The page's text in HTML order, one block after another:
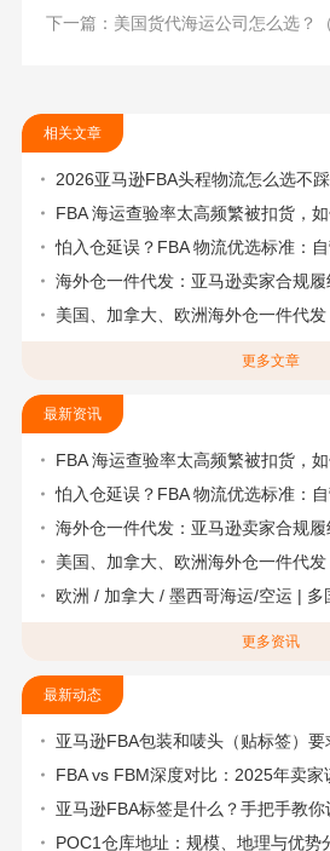
相关文章
2026亚马逊FBA头程物流怎么选不踩坑？SEND/FIST/SPN官方认
FBA 海运查验率太高频繁被扣货，如
怕入仓延误？FBA 物流优选标准：自营仓
海外仓一件代发：亚马逊卖家合规
美国、加拿大、欧洲海外仓一件代发
更多文章
最新资讯
FBA 海运查验率太高频繁被扣货，如
怕入仓延误？FBA 物流优选标准：自营仓
海外仓一件代发：亚马逊卖家合规
美国、加拿大、欧洲海外仓一件代发
欧洲 / 加拿大 / 墨西哥海运/空运 | 多
更多资讯
最新动态
亚马逊FBA包装和唛头（贴标签）要
FBA vs FBM深度对比：2025年卖家该如何
亚马逊FBA标签是什么？手把手教你设
POC1仓库地址：规模、地理与优势